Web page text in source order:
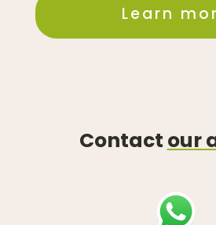
Learn
Contact our